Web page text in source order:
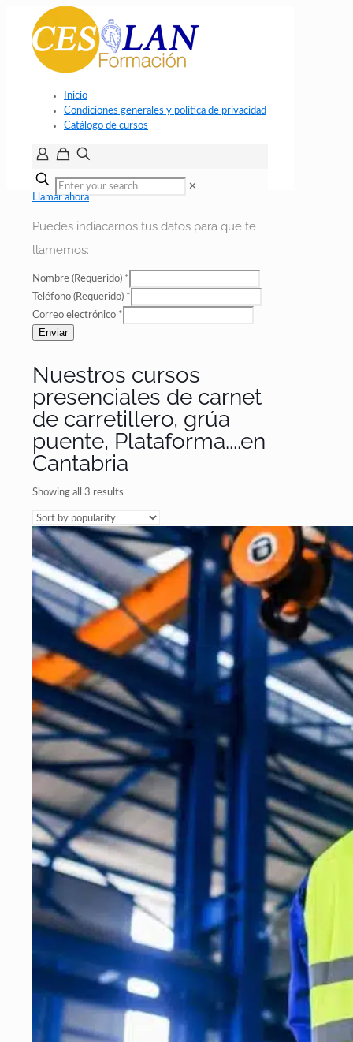
Inicio
Condiciones generales y política de privacidad
Catálogo de cursos
✕
Llamar ahora
Puedes indiacarnos tus datos para que te
llamemos:
Nombre (Requerido) *
Teléfono (Requerido) *
Correo electrónico *
Enviar
Nuestros cursos
presenciales de carnet
de carretillero, grúa
puente, Plataforma....en
Cantabria
Showing all 3 results